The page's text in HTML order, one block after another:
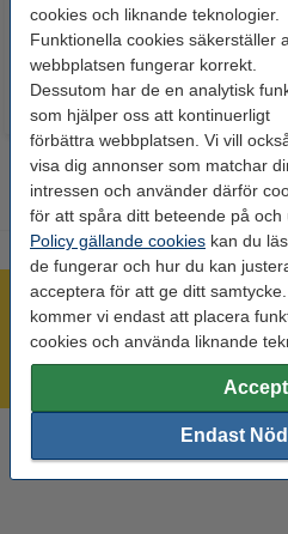
cookies och liknande teknologier.
Funktionella cookies säkerställer
webbplatsen fungerar korrekt.
Dessutom har de en analytisk
som hjälper oss att kontinuerligt
förbättra webbplatsen. Vi vill
visa dig annonser som matchar
intressen och använder därför
för att spåra ditt beteende på
Policy gällande cookies kan du
de fungerar och hur du kan
acceptera för att ge ditt
kommer vi endast att placera
cookies och använda liknande
Endast
60 kr Inkl. 25% Moms
Mer än 300.000 kunder!
Beställ innan 16:00 så skickar vi
Behöver du hjälp?